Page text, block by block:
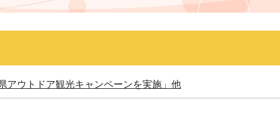
アウトドア観光キャンペーンを実施」他